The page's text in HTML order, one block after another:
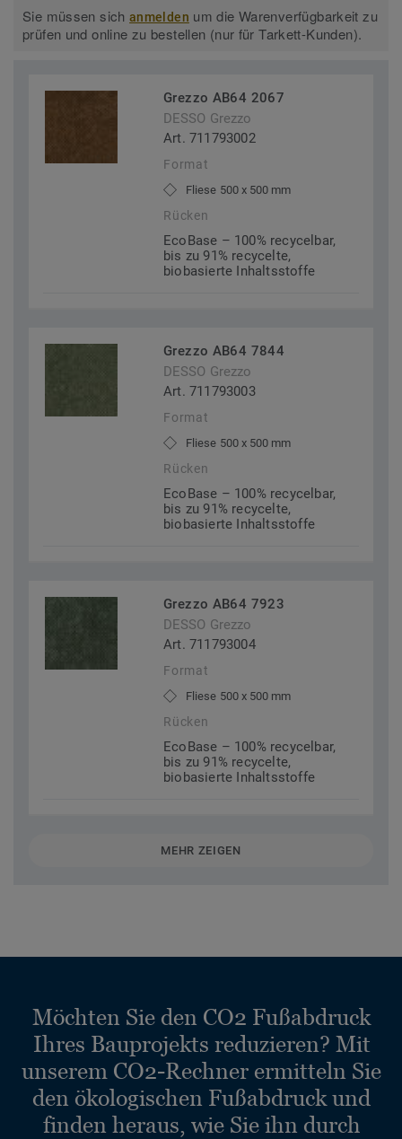
Sie müssen sichanmelden um die Warenverfügbarkeit zu
prüfen und online zu bestellen (nur für Tarkett-Kunden).
Grezzo AB64 2067
DESSO Grezzo
Art. 711793002
Format
Fliese 500 x 500 mm
Rücken
EcoBase – 100% recycelbar,
bis zu 91% recycelte,
biobasierte Inhaltsstoffe
Grezzo AB64 7844
DESSO Grezzo
Art. 711793003
Format
Fliese 500 x 500 mm
Rücken
EcoBase – 100% recycelbar,
bis zu 91% recycelte,
biobasierte Inhaltsstoffe
Grezzo AB64 7923
DESSO Grezzo
Art. 711793004
Format
Fliese 500 x 500 mm
Rücken
EcoBase – 100% recycelbar,
bis zu 91% recycelte,
biobasierte Inhaltsstoffe
MEHR ZEIGEN
Möchten Sie den CO2 Fußabdruck
Ihres Bauprojekts reduzieren? Mit
unserem CO2-Rechner ermitteln Sie
den ökologischen Fußabdruck und
finden heraus, wie Sie ihn durch